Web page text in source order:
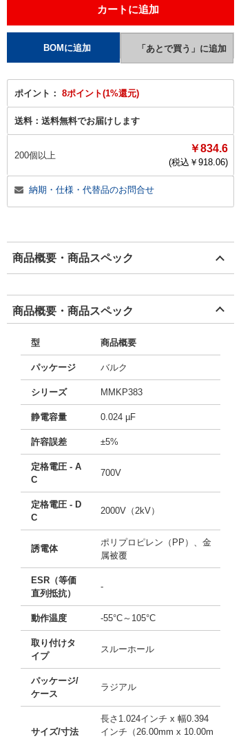
ポイント： 8ポイント(1%還元)
送料： 送料無料でお届けします
200個以上
￥834.6
(税込￥ 918.06)
納期・仕様・代替品のお問合せ
商品概要・商品スペック
商品概要・商品スペック
型 商品概要
パッケージ バルク
シリーズ MMKP383
静電容量 0.024 µF
許容誤差 ±5%
定格電圧 - A
C
700V
定格電圧 - D
C
2000V（2kV）
誘電体
ポリプロピレン（PP）、金
属被覆
ESR（等価
直列抵抗）
-
動作温度 -55°C～105°C
取り付けタ
イプ
スルーホール
パッケージ/
ケース
ラジアル
サイズ/寸法
長さ1.024インチ x 幅0.394
インチ（26.00mm x 10.00m